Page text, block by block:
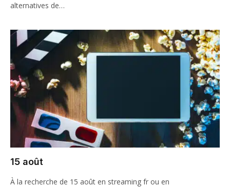
alternatives de…
15 août
À la recherche de 15 août en streaming fr ou en